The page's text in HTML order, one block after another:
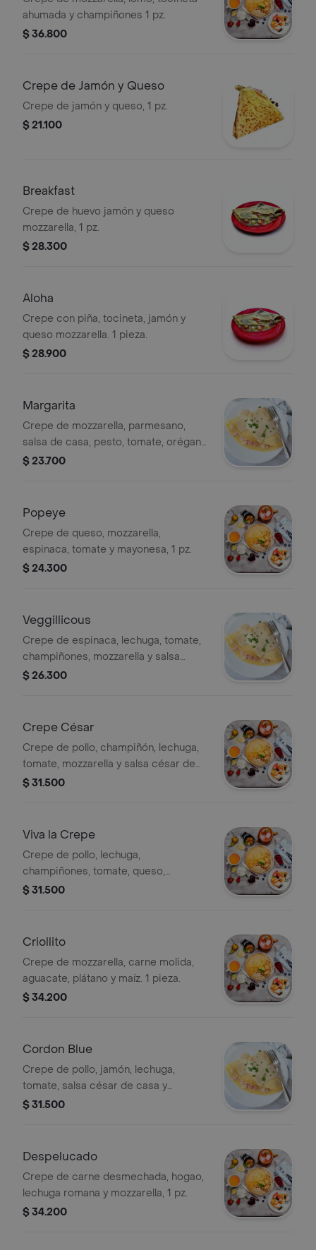
ahumada y champiñones 1 pz.
$ 36.800
Crepe de Jamón y Queso
Crepe de jamón y queso, 1 pz.
$ 21.100
Breakfast
Crepe de huevo jamón y queso
mozzarella, 1 pz.
$ 28.300
Aloha
Crepe con piña, tocineta, jamón y
queso mozzarella. 1 pieza.
$ 28.900
Margarita
Crepe de mozzarella, parmesano,
salsa de casa, pesto, tomate, orégano
y aceite de oliva, 1 pz.
$ 23.700
Popeye
Crepe de queso, mozzarella,
espinaca, tomate y mayonesa, 1 pz.
$ 24.300
Veggillicous
Crepe de espinaca, lechuga, tomate,
champiñones, mozzarella y salsa
italiana de casa, 1 pz.
$ 26.300
Crepe César
Crepe de pollo, champiñón, lechuga,
tomate, mozzarella y salsa césar de
casa, 1 pz.
$ 31.500
Viva la Crepe
Crepe de pollo, lechuga,
champiñones, tomate, queso,
mozzarella y salsa pesto, 1 pz.
$ 31.500
Criollito
Crepe de mozzarella, carne molida,
aguacate, plátano y maíz. 1 pieza.
$ 34.200
Cordon Blue
Crepe de pollo, jamón, lechuga,
tomate, salsa césar de casa y
mozzarella, 1 pz.
$ 31.500
Despelucado
Crepe de carne desmechada, hogao,
lechuga romana y mozzarella, 1 pz.
$ 34.200